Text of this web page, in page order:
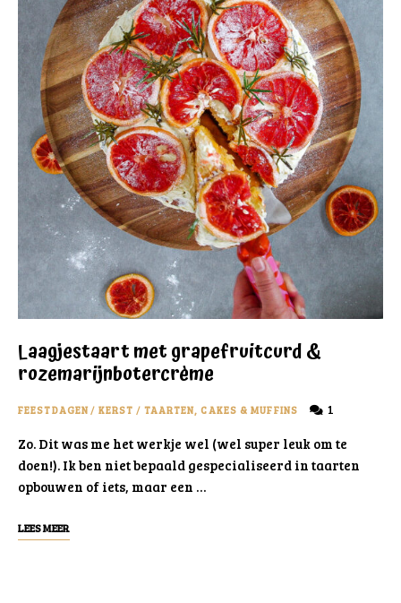
Laagjestaart met grapefruitcurd &
rozemarijnbotercrème
FEESTDAGEN/ KERST / TAARTEN, CAKES & MUFFINS 1
Zo. Dit was me het werkje wel (wel super leuk om te
doen!). Ik ben niet bepaald gespecialiseerd in taarten
opbouwen of iets, maar een …
LEES MEER